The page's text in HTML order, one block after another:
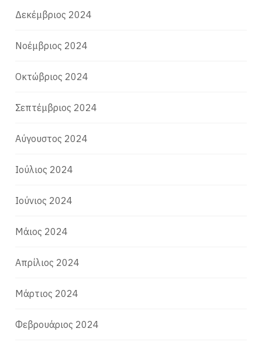
Δεκέμβριος 2024
Νοέμβριος 2024
Οκτώβριος 2024
Σεπτέμβριος 2024
Αύγουστος 2024
Ιούλιος 2024
Ιούνιος 2024
Μάιος 2024
Απρίλιος 2024
Μάρτιος 2024
Φεβρουάριος 2024